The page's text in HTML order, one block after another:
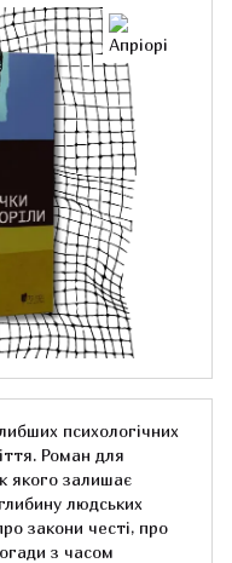
психологічних
Роман для
якого залишає
людських
закони честі, про
з часом